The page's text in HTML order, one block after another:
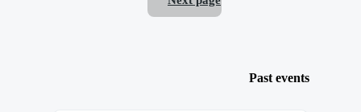
Past events